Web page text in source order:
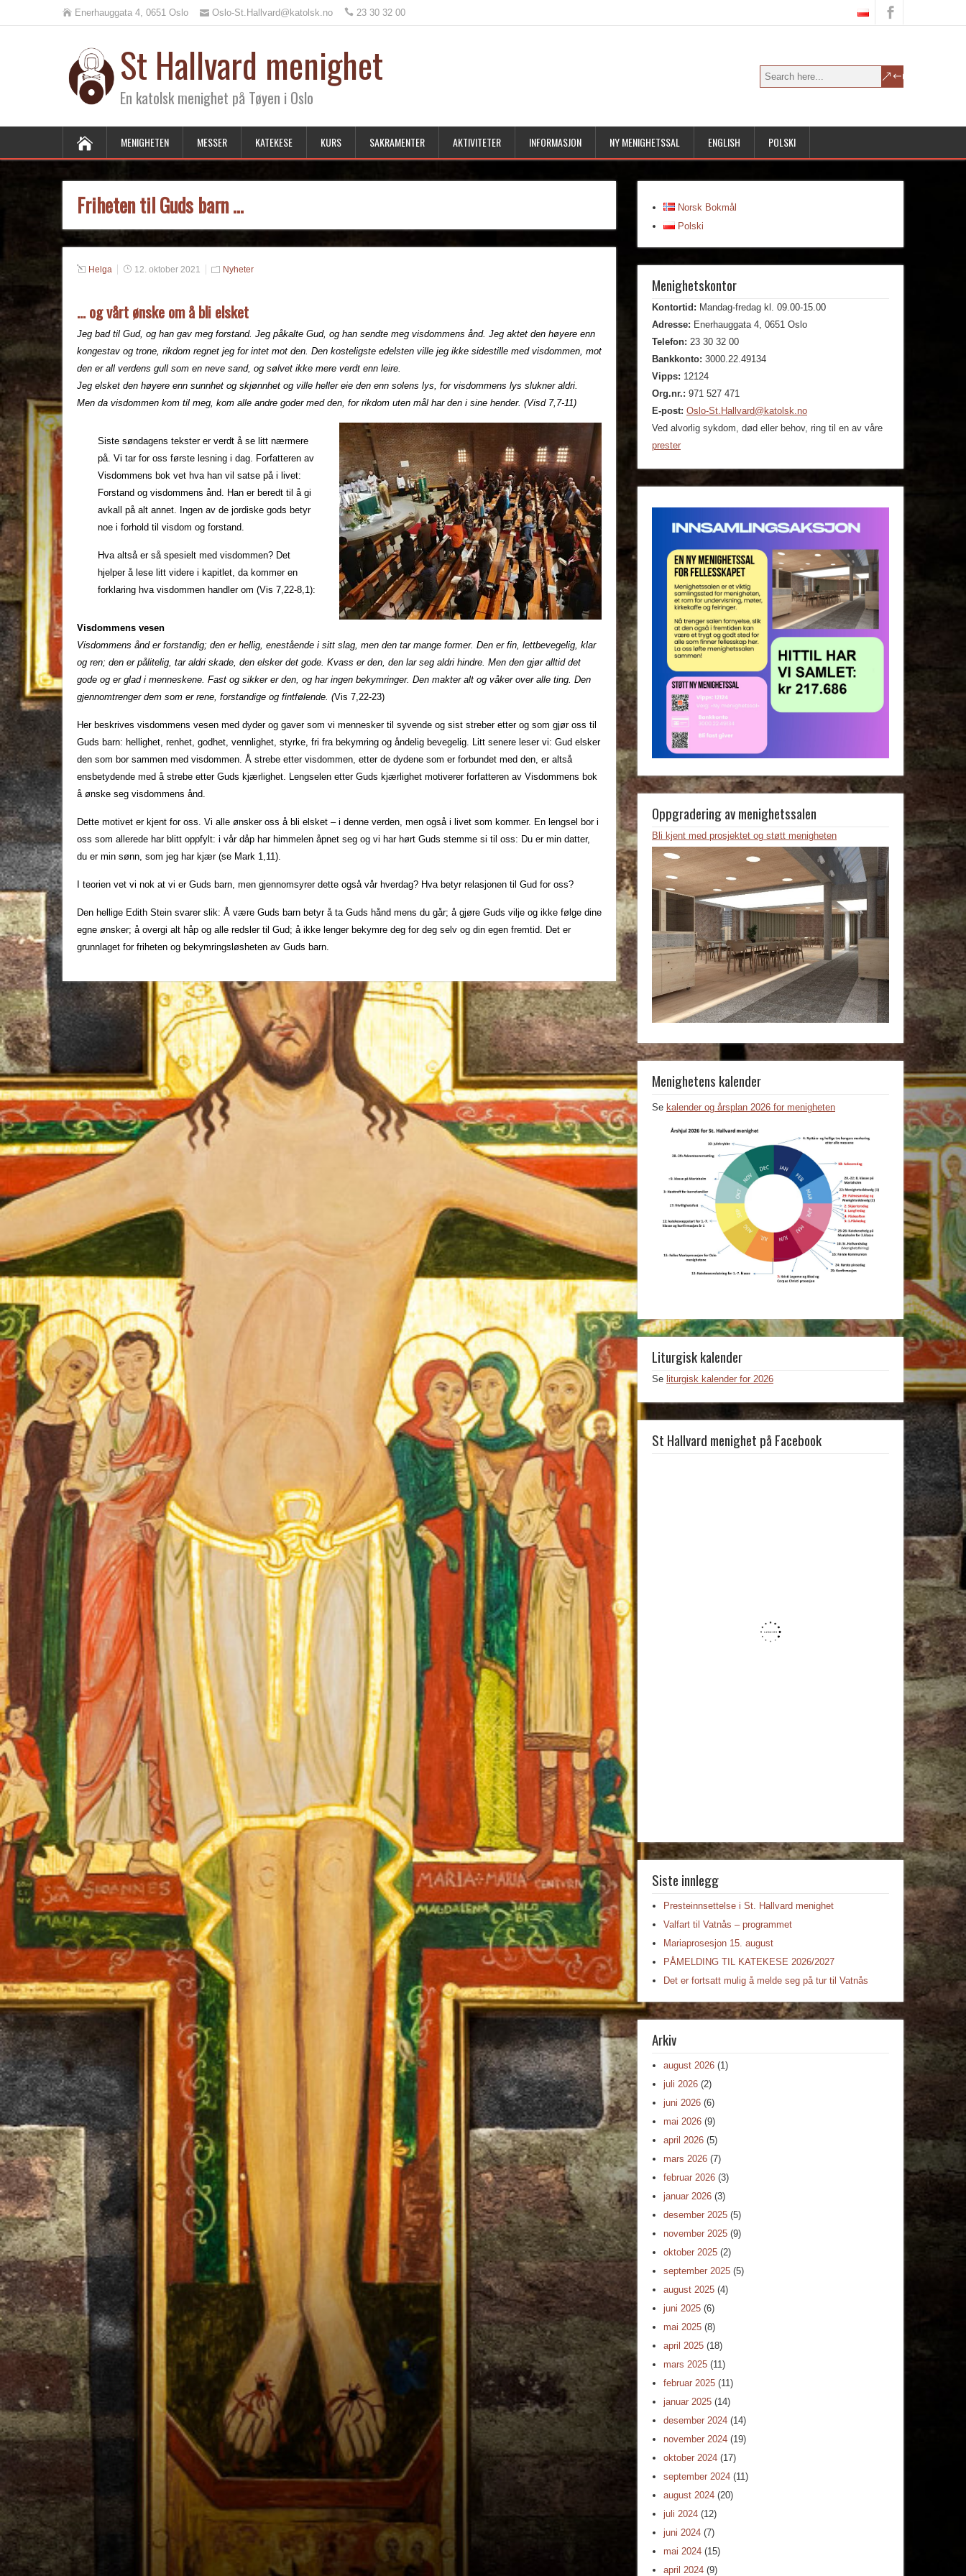
Enerhauggata 4, 0651 Oslo Oslo-St.Hallvard@katolsk.no 23 30 32 00
St Hallvard menighet
En katolsk menighet på Tøyen i Oslo
MENIGHETEN MESSER KATEKESE KURS SAKRAMENTER AKTIVITETER INFORMASJON NY MENIGHETSSAL ENGLISH POLSKI
Friheten til Guds barn …
Helga 12. oktober 2021 Nyheter
… og vårt ønske om å bli elsket
Jeg bad til Gud, og han gav meg forstand. Jeg påkalte Gud, og han sendte meg visdommens ånd. Jeg aktet den høyere enn
kongestav og trone, rikdom regnet jeg for intet mot den. Den kosteligste edelsten ville jeg ikke sidestille med visdommen, mot
den er all verdens gull som en neve sand, og sølvet ikke mere verdt enn leire.
Jeg elsket den høyere enn sunnhet og skjønnhet og ville heller eie den enn solens lys, for visdommens lys slukner aldri.
Men da visdommen kom til meg, kom alle andre goder med den, for rikdom uten mål har den i sine hender. (Visd 7,7-11)
Siste søndagens tekster er verdt å se litt nærmere
på. Vi tar for oss første lesning i dag. Forfatteren av
Visdommens bok vet hva han vil satse på i livet:
Forstand og visdommens ånd. Han er beredt til å gi
avkall på alt annet. Ingen av de jordiske gods betyr
noe i forhold til visdom og forstand.
Hva altså er så spesielt med visdommen? Det
hjelper å lese litt videre i kapitlet, da kommer en
forklaring hva visdommen handler om (Vis 7,22-8,1):
Visdommens vesen
Visdommens ånd er forstandig; den er hellig, enestående i sitt slag, men den tar mange former. Den er fin, lettbevegelig, klar
og ren; den er pålitelig, tar aldri skade, den elsker det gode. Kvass er den, den lar seg aldri hindre. Men den gjør alltid det
gode og er glad i menneskene. Fast og sikker er den, og har ingen bekymringer. Den makter alt og våker over alle ting. Den
gjennomtrenger dem som er rene, forstandige og fintfølende. (Vis 7,22-23)
Her beskrives visdommens vesen med dyder og gaver som vi mennesker til syvende og sist streber etter og som gjør oss til
Guds barn: hellighet, renhet, godhet, vennlighet, styrke, fri fra bekymring og åndelig bevegelig. Litt senere leser vi: Gud elsker
den som bor sammen med visdommen. Å strebe etter visdommen, etter de dydene som er forbundet med den, er altså
ensbetydende med å strebe etter Guds kjærlighet. Lengselen etter Guds kjærlighet motiverer forfatteren av Visdommens bok
å ønske seg visdommens ånd.
Dette motivet er kjent for oss. Vi alle ønsker oss å bli elsket – i denne verden, men også i livet som kommer. En lengsel bor i
oss som allerede har blitt oppfylt: i vår dåp har himmelen åpnet seg og vi har hørt Guds stemme si til oss: Du er min datter,
du er min sønn, som jeg har kjær (se Mark 1,11).
I teorien vet vi nok at vi er Guds barn, men gjennomsyrer dette også vår hverdag? Hva betyr relasjonen til Gud for oss?
Den hellige Edith Stein svarer slik: Å være Guds barn betyr å ta Guds hånd mens du går; å gjøre Guds vilje og ikke følge dine
egne ønsker; å overgi alt håp og alle redsler til Gud; å ikke lenger bekymre deg for deg selv og din egen fremtid. Det er
grunnlaget for friheten og bekymringsløsheten av Guds barn.
Norsk Bokmål
Polski
Menighetskontor
Kontortid: Mandag-fredag kl. 09.00-15.00
Adresse: Enerhauggata 4, 0651 Oslo
Telefon: 23 30 32 00
Bankkonto: 3000.22.49134
Vipps: 12124
Org.nr.: 971 527 471
E-post: Oslo-St.Hallvard@katolsk.no
Ved alvorlig sykdom, død eller behov, ring til en av våre
prester
Oppgradering av menighetssalen
Bli kjent med prosjektet og støtt menigheten
Menighetens kalender
Se kalender og årsplan 2026 for menigheten
Liturgisk kalender
Se liturgisk kalender for 2026
St Hallvard menighet på Facebook
Siste innlegg
Presteinnsettelse i St. Hallvard menighet
Valfart til Vatnås – programmet
Mariaprosesjon 15. august
PÅMELDING TIL KATEKESE 2026/2027
Det er fortsatt mulig å melde seg på tur til Vatnås
Arkiv
august 2026 (1)
juli 2026 (2)
juni 2026 (6)
mai 2026 (9)
april 2026 (5)
mars 2026 (7)
februar 2026 (3)
januar 2026 (3)
desember 2025 (5)
november 2025 (9)
oktober 2025 (2)
september 2025 (5)
august 2025 (4)
juni 2025 (6)
mai 2025 (8)
april 2025 (18)
mars 2025 (11)
februar 2025 (11)
januar 2025 (14)
desember 2024 (14)
november 2024 (19)
oktober 2024 (17)
september 2024 (11)
august 2024 (20)
juli 2024 (12)
juni 2024 (7)
mai 2024 (15)
april 2024 (9)